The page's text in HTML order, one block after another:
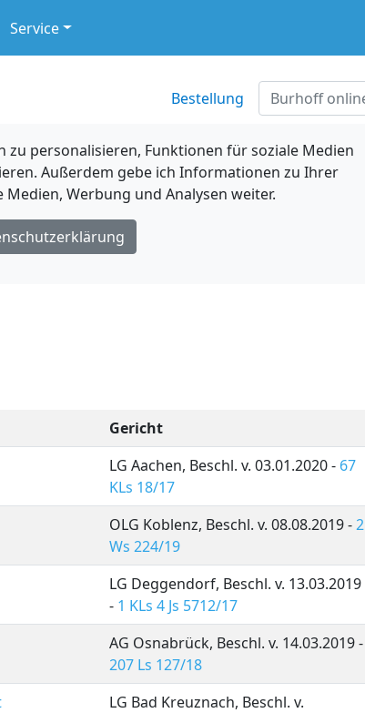
Service
Bestellung
zu personalisieren, Funktionen für soziale Medien
Außerdem gebe ich Informationen zu Ihrer
Werbung und Analysen weiter.
Gericht
LG Aachen, Beschl. v. 03.01.2020 - 67
KLs 18/17
OLG Koblenz, Beschl. v. 08.08.2019 -2
Ws 224/19
LG Deggendorf, Beschl. v. 13.03.2019
- 1 KLs 4 Js 5712/17
AG Osnabrück, Beschl. v. 14.03.2019 -
207 Ls 127/18
LG Bad Kreuznach, Beschl. v.